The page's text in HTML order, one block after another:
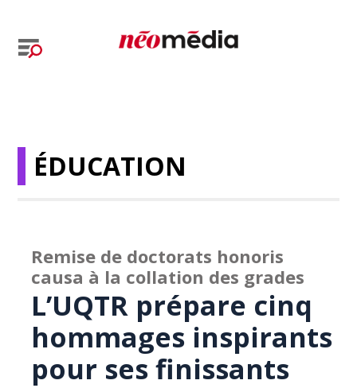
ÉDUCATION
Remise de doctorats honoris
causa à la collation des grades
L’UQTR prépare cinq
hommages inspirants
pour ses finissants